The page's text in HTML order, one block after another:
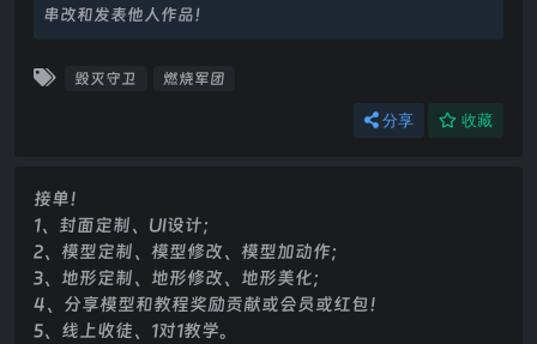
串改和发表他人作品！
毁灭守卫 燃烧军团
分享 收藏
接单！
1、封面定制、UI设计；
2、模型定制、模型修改、模型加动作；
3、地形定制、地形修改、地形美化；
4、分享模型和教程奖励贡献或会员或红包！
5、线上收徒、1对1教学。